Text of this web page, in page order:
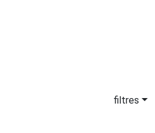
filtres